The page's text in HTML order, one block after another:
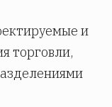
и
торговли,